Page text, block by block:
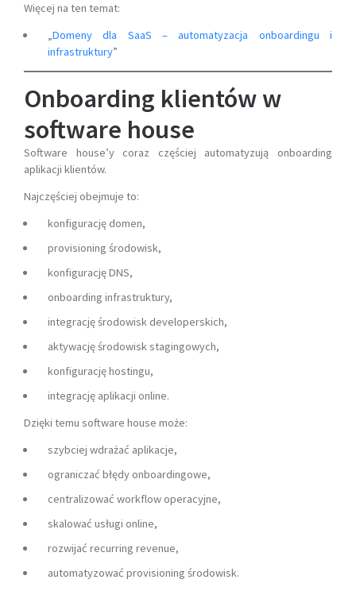
Więcej na ten temat:
„Domeny dla SaaS – automatyzacja onboardingu i
infrastruktury”
Onboarding klientów w
software house
Software house’y coraz częściej automatyzują onboarding
aplikacji klientów.
Najczęściej obejmuje to:
konfigurację domen,
provisioning środowisk,
konfigurację DNS,
onboarding infrastruktury,
integrację środowisk developerskich,
aktywację środowisk stagingowych,
konfigurację hostingu,
integrację aplikacji online.
Dzięki temu software house może:
szybciej wdrażać aplikacje,
ograniczać błędy onboardingowe,
centralizować workflow operacyjne,
skalować usługi online,
rozwijać recurring revenue,
automatyzować provisioning środowisk.